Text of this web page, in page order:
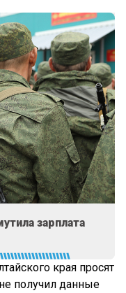
зарплата
края просят
получил данные